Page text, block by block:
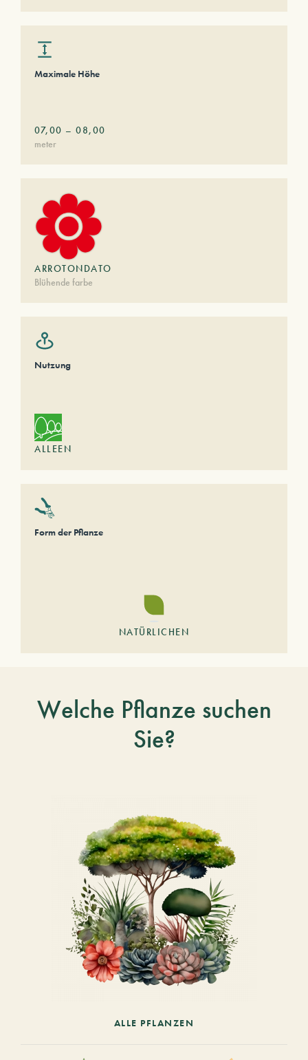
Maximale Höhe
07,00 – 08,00
meter
ARROTONDATO
Blühende farbe
Nutzung
ALLEEN
Form der Pflanze
NATÜRLICHEN
Welche Pflanze suchen
Sie?
ALLE PFLANZEN